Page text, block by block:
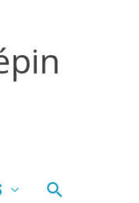
Rechercher